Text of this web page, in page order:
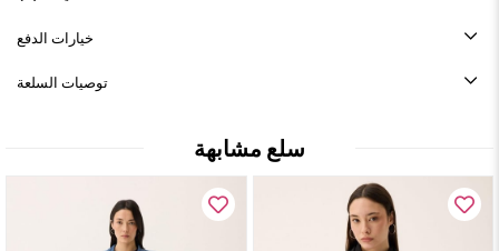
خيارات الدفع
توصيات السلعة
سلع مشابهة